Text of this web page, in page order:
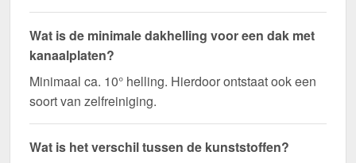
Wat is de minimale dakhelling voor een dak met
kanaalplaten?
Minimaal ca. 10° helling. Hierdoor ontstaat ook een
soort van zelfreiniging.
Wat is het verschil tussen de kunststoffen?